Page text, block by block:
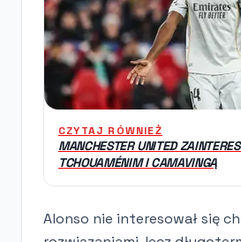
CZYTAJ RÓWNIEŻ
MANCHESTER UNITED
TCHOUAMÉNIM I CAMAVINGĄ
Alonso nie interesował się